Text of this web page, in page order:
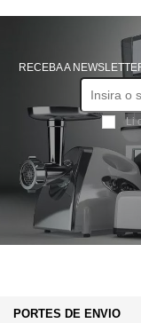
RECEBA A
Li
PORTES DE ENVIO